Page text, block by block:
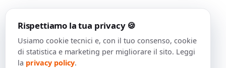
Rispettiamo la tua privacy 🍪
Usiamo cookie tecnici e, con il tuo consenso, cookie
di statistica e marketing per migliorare il sito. Leggi
la privacy policy.